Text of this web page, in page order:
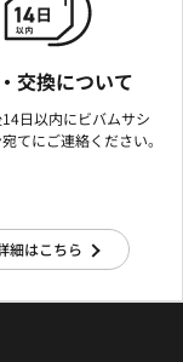
交換について
日以内にビバムサシ
てにご連絡ください。
細はこちら